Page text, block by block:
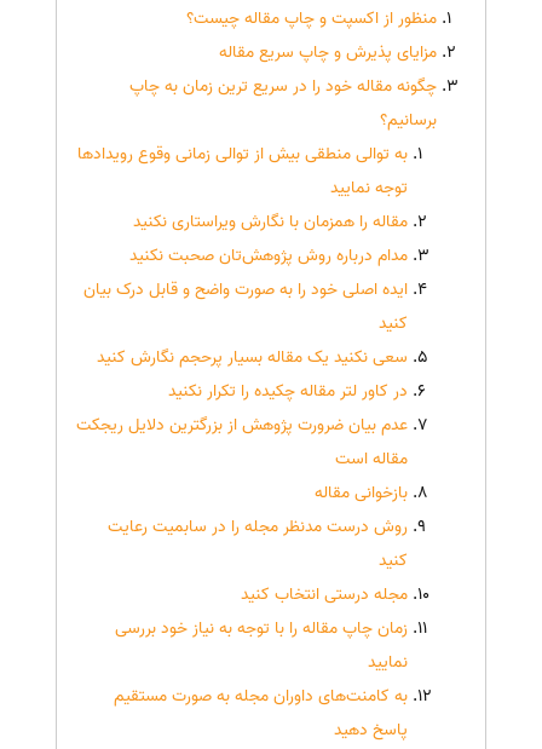
منظور از اکسپت و چاپ مقاله چیست؟
مزایای پذیرش و چاپ سریع مقاله
چگونه مقاله خود را در سریع ترین زمان به چاپ
برسانیم؟
به توالی منطقی بیش از توالی زمانی وقوع رویدادها
توجه نمایید
مقاله را همزمان با نگارش ویراستاری نکنید
مدام درباره روش پژوهش‌‌‌تان صحبت نکنید
ایده اصلی خود را به صورت واضح و قابل درک بیان
کنید
سعی نکنید یک مقاله بسیار پرحجم نگارش کنید
در کاور لتر مقاله چکیده را تکرار نکنید
عدم بیان ضرورت پژوهش از بزرگترین دلایل ریجکت
مقاله است
بازخوانی مقاله
روش درست مدنظر مجله را در سابمیت رعایت
کنید
مجله درستی انتخاب کنید
زمان چاپ مقاله را با توجه به نیاز خود بررسی
نمایید
به کامنت‌های داوران مجله به صورت مستقیم
پاسخ دهید